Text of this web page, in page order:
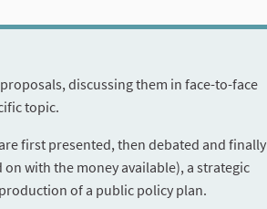
discussing them in face-to-face
topic.
first presented, then debated and finally
with the money available), a strategic
of a public policy plan.